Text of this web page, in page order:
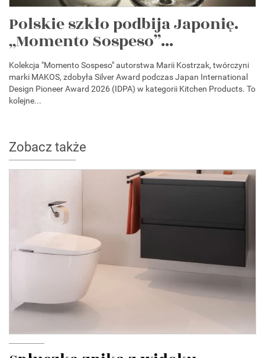
Polskie szkło podbija Japonię.
„Momento Sospeso”...
Kolekcja "Momento Sospeso" autorstwa Marii Kostrzak, twórczyni
marki MAKOS, zdobyła Silver Award podczas Japan International
Design Pioneer Award 2026 (IDPA) w kategorii Kitchen Products. To
kolejne...
Zobacz także